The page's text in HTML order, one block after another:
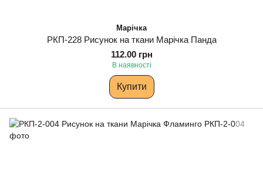
Марічка
РКП-228 Рисунок на ткани Марічка Панда
112.00 грн
В наявності
Купити